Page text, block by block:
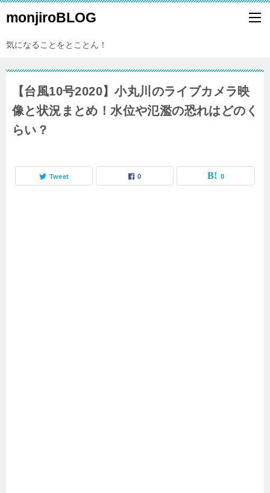
monjiroBLOG
気になることをとことん！
【台風10号2020】小丸川のライブカメラ映
像と状況まとめ！水位や氾濫の恐れはどのく
らい？
Tweet 0 0